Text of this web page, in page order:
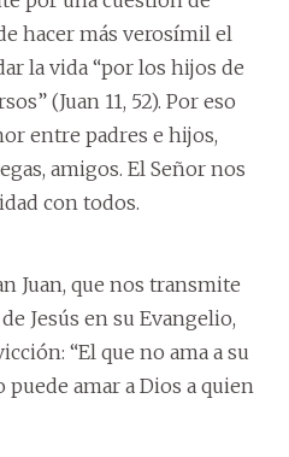
hacer más verosímil el
la vida “por los hijos de
(Juan 11, 52). Por eso
entre padres e hijos,
amigos. El Señor nos
con todos.
Juan, que nos transmite
Jesús en su Evangelio,
“El que no ama a su
amar a Dios a quien